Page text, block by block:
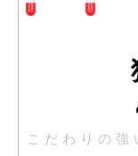
こだわりの